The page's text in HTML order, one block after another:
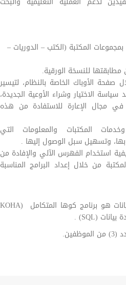
بمجموعات المكتبة (الكتب – الدوريات –
مطابقتها للنسخة الورقية.
صفحة الأوباك الخاصة بالنظام، لتيسير
الاختيار وشراء الأوعية الجديدة،
في مجال الإعارة للاستفادة من هذه
المكتبات والمعلومات التي
وتسهيل سبل الوصول إليها .
استخدام الفهرس الآلي والإفادة من
من خلال إعداد البرامج المناسبة
البرنامج المستخدم في إدخال البيانات هو برنامج كوها المتكامل (KOHA